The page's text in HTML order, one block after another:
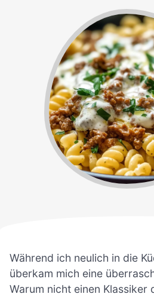
Während ich neulich in die
überkam mich eine
Warum nicht einen Klassiker